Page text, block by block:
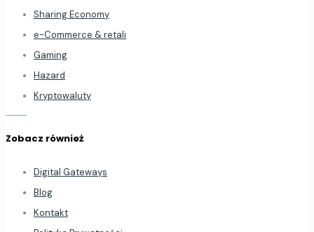
Sharing Economy
e-Commerce & retali
Gaming
Hazard
Kryptowaluty
Zobacz również
Digital Gateways
Blog
Kontakt